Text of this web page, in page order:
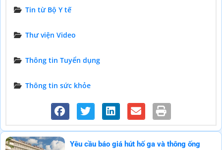
Yêu cầu báo giá hút hố ga và thông ống
Tin từ Bộ Y tế
Thư viện Video
Thông tin Tuyển dụng
Thông tin sức khỏe